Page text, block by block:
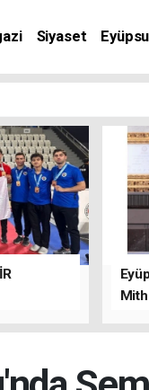
Siyaset